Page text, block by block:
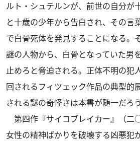
ルト・シュテルンが、前世の自分が
と十歳の少年から告白され、その言
で白骨死体を発見することになる。
謎の人物から、白骨となっていた男
止めろと脅迫される。正体不明の犯
回されるフィツェック作品の典型的
される謎の奇怪さは本書が随一だろう
第四作『サイコブレイカー』（
女性の精神ばかりを破壊する凶悪犯